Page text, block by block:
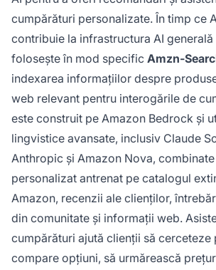
cumpărături personalizate. În timp ce
contribuie la infrastructura AI generală
folosește în mod specific Amzn-
indexarea informațiilor despre
web relevant pentru interogările de
este construit pe Amazon Bedrock și
lingvistice avansate, inclusiv Claude
Anthropic și Amazon Nova,
personalizat antrenat pe catalogul
Amazon, recenzii ale clienților,
din comunitate și informații web.
cumpărături ajută clienții să cerceteze
compare opțiuni, să urmărească